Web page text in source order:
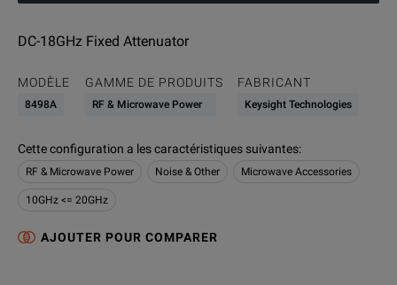
DC-18GHz Fixed Attenuator
MODÈLE
8498A
GAMME DE PRODUITS
RF & Microwave Power
FABRICANT
Keysight Technologies
Cette configuration a les caractéristiques suivantes:
RF & Microwave Power Noise & Other Microwave Accessories
10GHz <= 20GHz
AJOUTER POUR COMPARER